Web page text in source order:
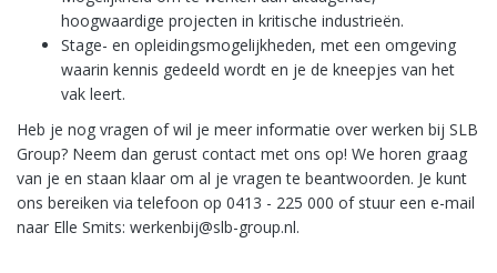
hoogwaardige projecten in kritische industrieën.
Stage- en opleidingsmogelijkheden, met een omgeving
waarin kennis gedeeld wordt en je de kneepjes van het
vak leert.
Heb je nog vragen of wil je meer informatie over werken bij SLB
Group? Neem dan gerust contact met ons op! We horen graag
van je en staan klaar om al je vragen te beantwoorden. Je kunt
ons bereiken via telefoon op 0413 - 225 000 of stuur een e-mail
naar Elle Smits: werkenbij@slb-group.nl.